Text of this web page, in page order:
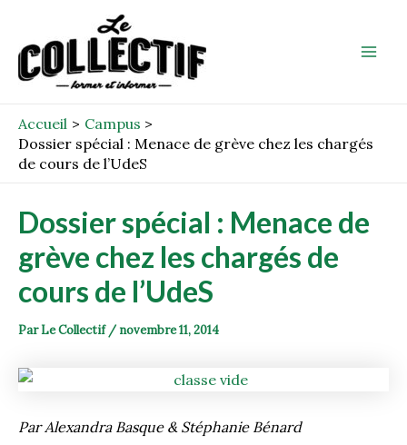
contenu
Accueil
Campus
Dossier spécial : Menace de grève chez les chargés
de cours de l’UdeS
Dossier spécial : Menace de
grève chez les chargés de
cours de l’UdeS
ParLe Collectif / novembre 11, 2014
Par Alexandra Basque & Stéphanie Bénard
navigation